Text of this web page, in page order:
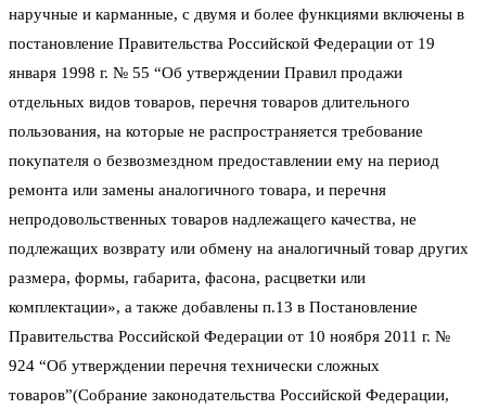
наручные и карманные, с двумя и более функциями включены в
постановление Правительства Российской Федерации от 19
января 1998 г. № 55 “Об утверждении Правил продажи
отдельных видов товаров, перечня товаров длительного
пользования, на которые не распространяется требование
покупателя о безвозмездном предоставлении ему на период
ремонта или замены аналогичного товара, и перечня
непродовольственных товаров надлежащего качества, не
подлежащих возврату или обмену на аналогичный товар других
размера, формы, габарита, фасона, расцветки или
комплектации», а также добавлены п.13 в Постановление
Правительства Российской Федерации от 10 ноября 2011 г. №
924 “Об утверждении перечня технически сложных
товаров”(Собрание законодательства Российской Федерации,